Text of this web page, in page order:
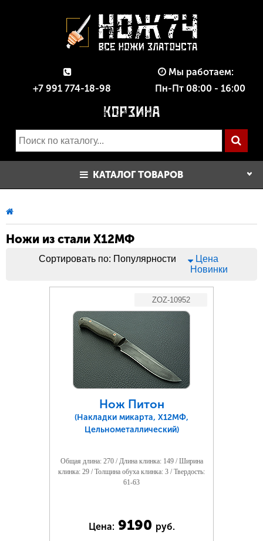
+7 991 774-18-98
Мы работаем:
Пн-Пт 08:00 - 16:00
КАТАЛОГ ТОВАРОВ
Ножи из стали Х12МФ
Сортировать по: Популярности
Цена
Новинки
ZOZ-10952
Нож Питон
(Накладки микарта, Х12МФ,
Цельнометаллический)
Общая длина: 270 / Длина клинка: 149 / Ширина
клинка: 29 / Толщина обуха клинка: 3 / Твердость:
61-63
Цена: 9190 руб.